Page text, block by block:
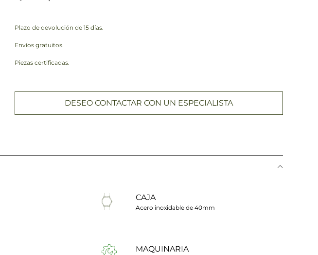
Plazo de devolución de 15 días.
Envíos gratuitos.
Piezas certificadas.
DESEO CONTACTAR CON UN ESPECIALISTA
CAJA
Acero inoxidable de 40mm
MAQUINARIA